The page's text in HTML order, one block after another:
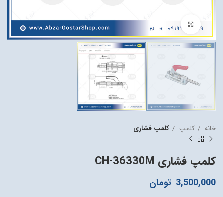
بزرگنمایی تصویر
خانه کلمپ کلمپ فشاری
کلمپ فشاری CH-36330M
3,500,000 تومان